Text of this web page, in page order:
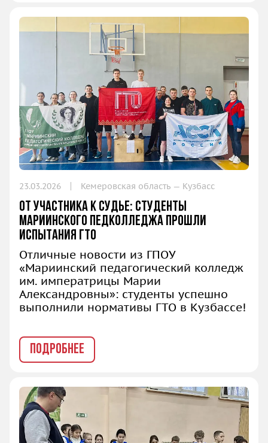
23.03.2026 Кемеровская область — Кузбасс
От участника к судье: студенты
Мариинского педколледжа прошли
испытания ГТО
Отличные новости из ГПОУ
«Мариинский педагогический колледж
им. императрицы Марии
Александровны»: студенты успешно
выполнили нормативы ГТО в Кузбассе!
ПОДРОБНЕЕ